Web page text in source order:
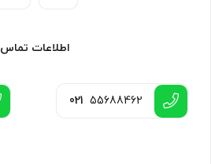
اطلاعات تماس
021 55688462